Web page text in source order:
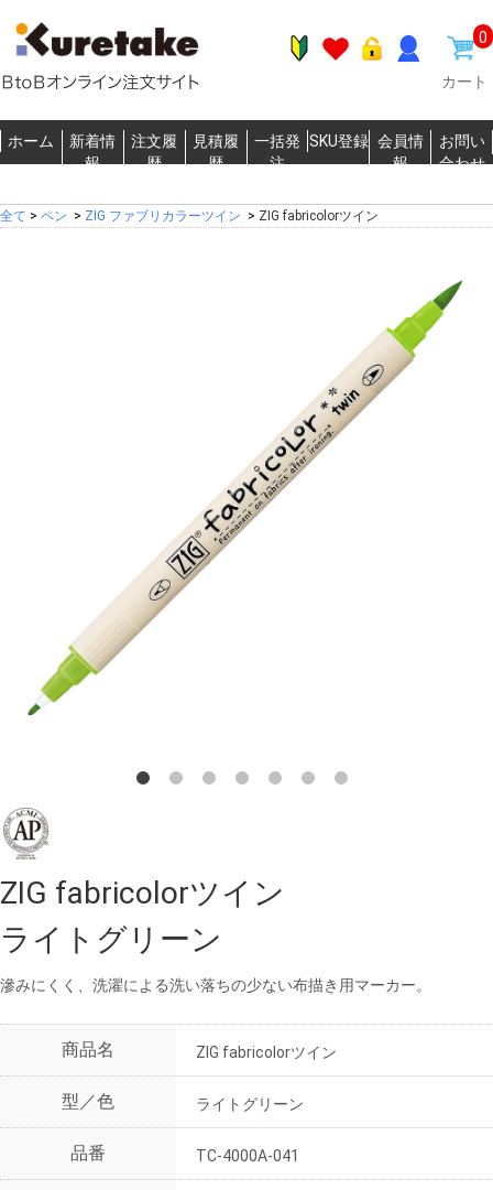
0
カート
ホーム
新着情
報
注文履
歴
見積履
歴
一括発
注
SKU登録 会員情
報
お問い
合わせ
全て > ペン > ZIG ファブリカラーツイン > ZIG fabricolorツイン
ZIG fabricolorツイン
ライトグリーン
滲みにくく、洗濯による洗い落ちの少ない布描き用マーカー。
商品名 ZIG fabricolorツイン
型／色 ライトグリーン
品番 TC-4000A-041